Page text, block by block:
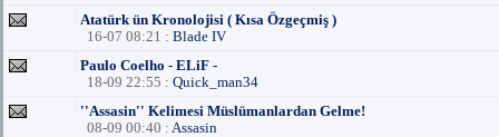
Atatürk ün Kronolojisi ( Kısa Özgeçmiş )
16-07 08:21 : Blade IV
Paulo Coelho - ELiF -
18-09 22:55 : Quick_man34
''Assasin'' Kelimesi Müslümanlardan Gelme!
08-09 00:40 : Assasin